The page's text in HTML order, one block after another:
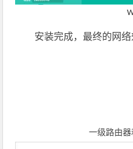
安装完成，最终的网络
一级路由